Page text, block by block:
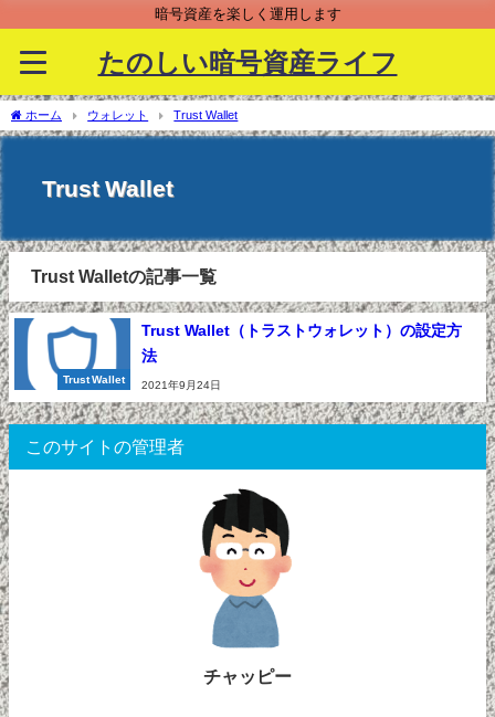
暗号資産を楽しく運用します
たのしい暗号資産ライフ
ホーム ウォレット Trust Wallet
Trust Wallet
Trust Walletの記事一覧
Trust Wallet
Trust Wallet（トラストウォレット）の設定方
法
2021年9月24日
このサイトの管理者
チャッピー